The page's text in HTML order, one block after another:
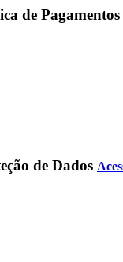
de Pagamentos
de Dados